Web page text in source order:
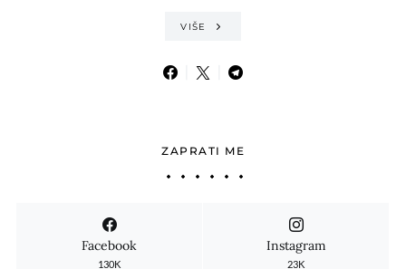
VIŠE
ZAPRATI ME
Facebook
130K
Instagram
23K